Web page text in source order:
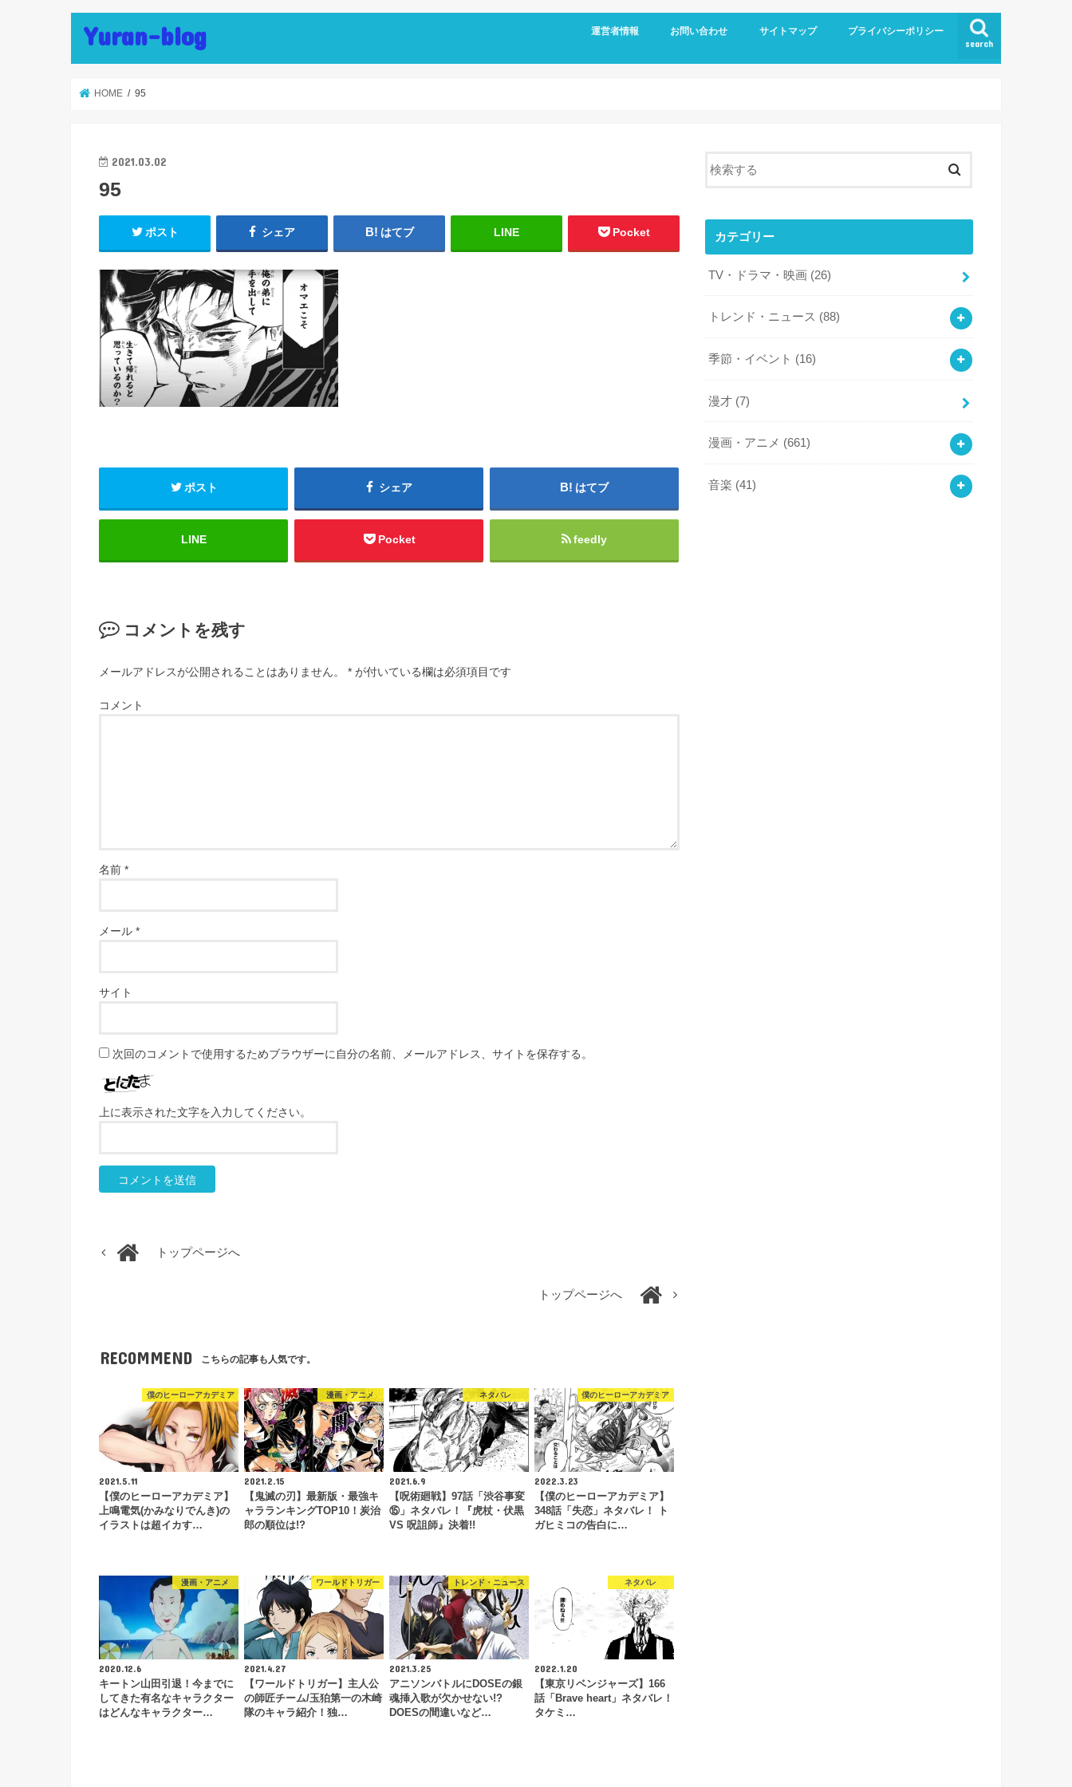
Yuran-blog search
運営者情報 お問い合わせ サイトマップ プライバシーポリシー
HOME 95
2021.03.02
95
ポスト シェア はてブ LINE Pocket
ポスト シェア はてブ
LINE Pocket feedly
コメントを残す
メールアドレスが公開されることはありません。 * が付いている欄は必須項目です
コメント
名前 *
メール *
サイト
次回のコメントで使用するためブラウザーに自分の名前、メールアドレス、サイトを保存する。
上に表示された文字を入力してください。
トップページへ
トップページへ
RECOMMEND こちらの記事も人気です。
僕のヒーローアカデミア
2021.5.11
【僕のヒーローアカデミア】
上鳴電気(かみなりでんき)の
イラストは超イカす…
漫画・アニメ
2021.2.15
【鬼滅の刃】最新版・最強キ
ャラランキングTOP10！炭治
郎の順位は!?
ネタバレ
2021.6.9
【呪術廻戦】97話「渋谷事変
⑮」ネタバレ！『虎杖・伏黒
VS 呪詛師』決着!!
僕のヒーローアカデミア
2022.3.23
【僕のヒーローアカデミア】
348話「失恋」ネタバレ！ ト
ガヒミコの告白に…
漫画・アニメ
2020.12.6
キートン山田引退！今までに
してきた有名なキャラクター
はどんなキャラクター…
ワールドトリガー
2021.4.27
【ワールドトリガー】主人公
の師匠チーム/玉狛第一の木崎
隊のキャラ紹介！独…
トレンド・ニュース
2021.3.25
アニソンバトルにDOSEの銀
魂挿入歌が欠かせない!?
DOESの間違いなど…
ネタバレ
2022.1.20
【東京リベンジャーズ】166
話「Brave heart」ネタバレ！
タケミ…
カテゴリー
TV・ドラマ・映画 (26)
トレンド・ニュース (88)
季節・イベント (16)
漫才 (7)
漫画・アニメ (661)
音楽 (41)